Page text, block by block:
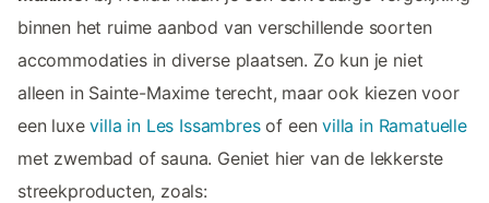
binnen het ruime aanbod van verschillende soorten
accommodaties in diverse plaatsen. Zo kun je niet
alleen in Sainte-Maxime terecht, maar ook kiezen voor
een luxevilla in Les Issambresof eenvilla in Ramatuelle
met zwembad of sauna. Geniet hier van de lekkerste
streekproducten, zoals: